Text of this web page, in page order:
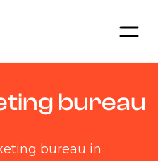
bureau
bureau in